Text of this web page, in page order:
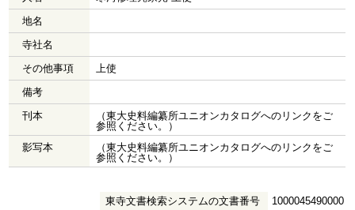
地名
寺社名
その他事項
上使
備考
刊本
（東大史料編纂所ユニオンカタログへのリンクをご
参照ください。）
影写本
（東大史料編纂所ユニオンカタログへのリンクをご
参照ください。）
東寺文書検索システムの文書番号 1000045490000